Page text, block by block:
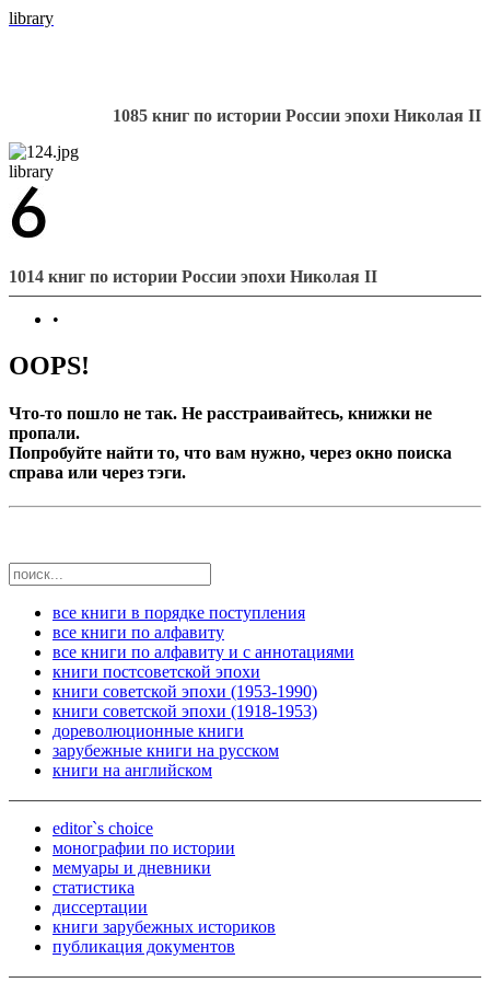
library
1085 книг по истории России эпохи Николая II
library
1014 книг по истории России эпохи Николая II
•
OOPS!
Что-то пошло не так. Не расстраивайтесь, книжки не
пропали.
Попробуйте найти то, что вам нужно, через окно поиска
справа или через тэги.
все книги в порядке поступления
все книги по алфавиту
все книги по алфавиту и с аннотациями
книги постсоветской эпохи
книги советской эпохи (1953-1990)
книги советской эпохи (1918-1953)
дореволюционные книги
зарубежные книги на русском
книги на английском
editor`s choice
монографии по истории
мемуары и дневники
статистика
диссертации
книги зарубежных историков
публикация документов